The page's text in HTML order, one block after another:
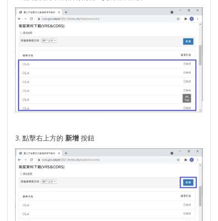
3. 點擊右上方的 新增 按鈕